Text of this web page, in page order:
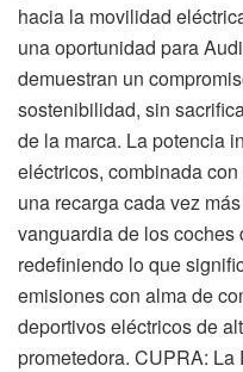
hacia la movilidad
una oportunidad para
demuestran un
sostenibilidad, sin
de la marca. La potencia
eléctricos, combinada
una recarga cada vez
vanguardia de los
redefiniendo lo que
emisiones con alma de
deportivos eléctricos de
prometedora. CUPRA: